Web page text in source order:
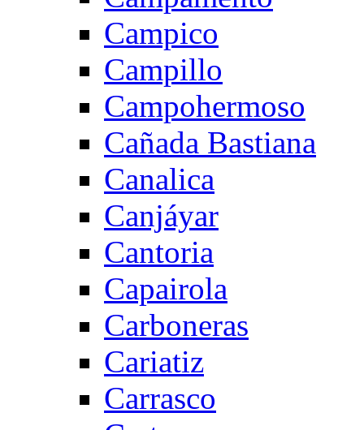
Campico
Campillo
Campohermoso
Cañada Bastiana
Canalica
Canjáyar
Cantoria
Capairola
Carboneras
Cariatiz
Carrasco